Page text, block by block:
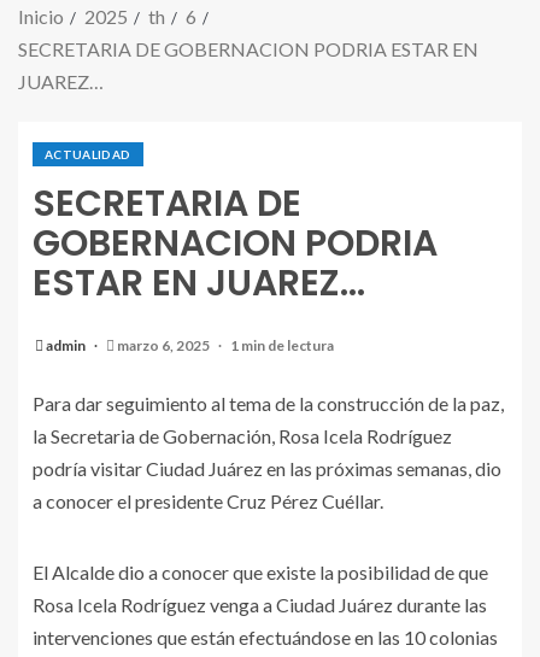
Inicio 2025 th
6
SECRETARIA DE GOBERNACION PODRIA ESTAR EN
JUAREZ…
ACTUALIDAD
SECRETARIA DE
GOBERNACION PODRIA
ESTAR EN JUAREZ…
admin marzo 6, 2025 1 min de lectura
Para dar seguimiento al tema de la construcción de la paz,
la Secretaria de Gobernación, Rosa Icela Rodríguez
podría visitar Ciudad Juárez en las próximas semanas, dio
a conocer el presidente Cruz Pérez Cuéllar.
El Alcalde dio a conocer que existe la posibilidad de que
Rosa Icela Rodríguez venga a Ciudad Juárez durante las
intervenciones que están efectuándose en las 10 colonias